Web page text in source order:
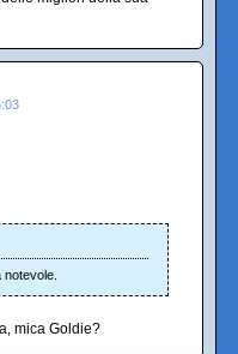
mica Goldie?